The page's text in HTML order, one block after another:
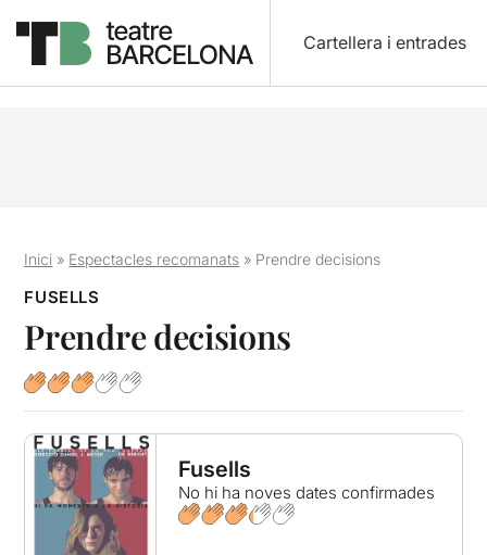
Cartellera i entrades
Inici » Espectacles recomanats » Prendre decisions
FUSELLS
Prendre decisions
Fusells
No hi ha noves dates confirmades